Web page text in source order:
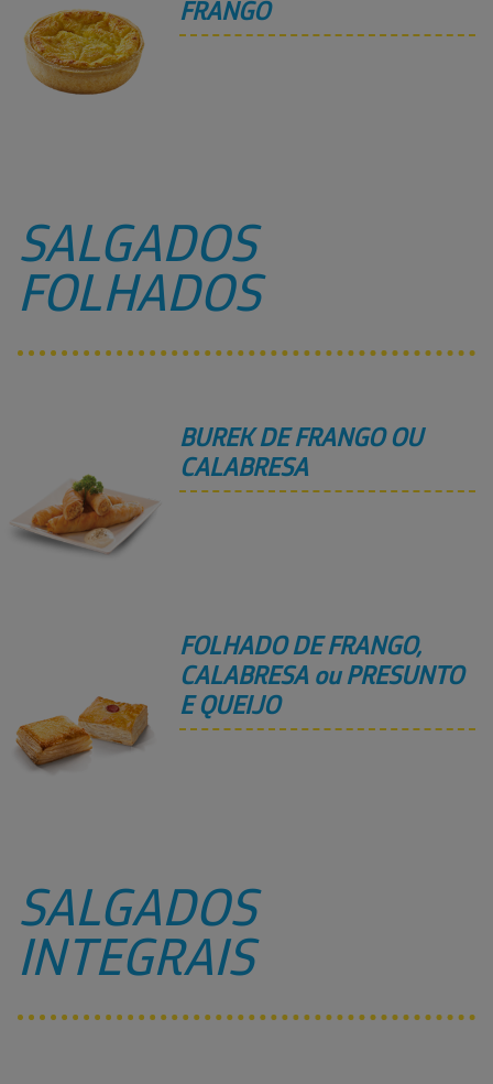
FRANGO
SALGADOS
FOLHADOS
BUREK DE FRANGO OU
CALABRESA
FOLHADO DE FRANGO,
CALABRESA ou PRESUNTO
E QUEIJO
SALGADOS
INTEGRAIS